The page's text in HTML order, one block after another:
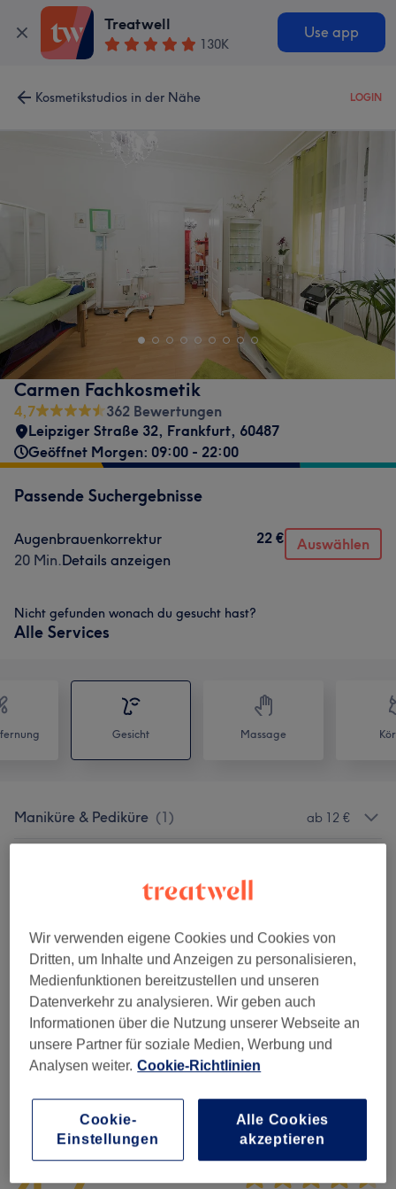
Treatwell
130K
Use app
Kosmetikstudios in der Nähe LOGIN
Carmen Fachkosmetik
4,7
362 Bewertungen
Leipziger Straße 32, Frankfurt, 60487
Geöffnet Morgen: 09:00 - 22:00
Passende Suchergebnisse
Augenbrauenkorrektur
20 Min.Details anzeigen
22 € Auswählen
Nicht gefunden wonach du gesucht hast?
Alle Services
Gesicht Massage
Maniküre & Pediküre (1) ab 12 €
Zubuchbar Zu Gesichtsbehandlungen
Körperbehandlungen (1 ) ab 68 €
Augenbrauen & Wimpern (3) ab 18 €
Extras ( 1)
Salonbewertungen
Wir verwenden eigene Cookies und Cookies von
Dritten, um Inhalte und Anzeigen zu personalisieren,
Medienfunktionen bereitzustellen und unseren
Datenverkehr zu analysieren. Wir geben auch
Informationen über die Nutzung unserer Webseite an
unsere Partner für soziale Medien, Werbung und
Analysen weiter. Cookie-Richtlinien
Cookie-
Einstellungen
Alle Cookies
akzeptieren